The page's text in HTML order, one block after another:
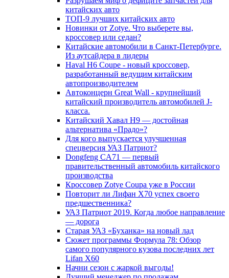
китайских авто
ТОП-9 лучших китайских авто
Новинки от Zotye. Что выберете вы,
кроссовер или седан?
Китайские автомобили в Санкт-Петербурге.
Из аутсайдера в лидеры
Haval H6 Coupe - новый кроссовер,
разработанный ведущим китайским
автопроизводителем
Автоконцерн Great Wall - крупнейший
китайский производитель автомобилей J-
класса.
Китайский Хавал H9 — достойная
альтернатива «Прадо»?
Для кого выпускается улучшенная
спецверсия УАЗ Патриот?
Dongfeng CA71 — первый
правительственный автомобиль китайского
производства
Кроссовер Zotye Coupa уже в России
Повторит ли Лифан Х70 успех своего
предшественника?
УАЗ Патриот 2019. Когда любое направление
— дорога
Старая УАЗ «Буханка» на новый лад
Сюжет программы Формула 78: Обзор
самого популярного кузова последних лет
Lifan X60
Начни сезон с жаркой выгоды!